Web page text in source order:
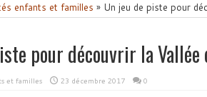
enfants et familles » Un jeu de piste pour
pour découvrir la Vallée
et familles 23 décembre 2017 0